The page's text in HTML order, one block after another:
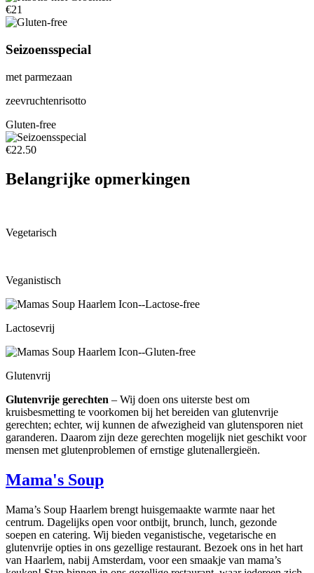
€21
Seizoensspecial
met parmezaan
zeevruchtenrisotto
Gluten-free
€22.50
Belangrijke opmerkingen
Vegetarisch
Veganistisch
Lactosevrij
Glutenvrij
Glutenvrije gerechten – Wij doen ons uiterste best om
kruisbesmetting te voorkomen bij het bereiden van glutenvrije
gerechten; echter, wij kunnen de afwezigheid van glutensporen niet
garanderen. Daarom zijn deze gerechten mogelijk niet geschikt voor
mensen met glutenproblemen of ernstige glutenallergieën.
Mama's Soup
Mama’s Soup Haarlem brengt huisgemaakte warmte naar het
centrum. Dagelijks open voor ontbijt, brunch, lunch, gezonde
soepen en catering. Wij bieden veganistische, vegetarische en
glutenvrije opties in ons gezellige restaurant. Bezoek ons in het hart
van Haarlem, nabij Amsterdam, voor een smaakje van mama’s